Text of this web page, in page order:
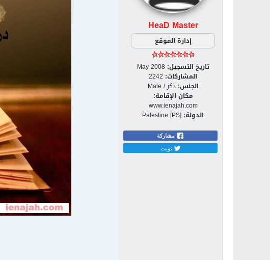
HeaD Master
إدارة الموقع
تاريخ التسجيل: May 2008
المشاركات: 2242
الجنس: ذكر / Male
مكان الإقامة:
www.ienajah.com
الدولة: Palestine [PS]
مشاركة
تويت